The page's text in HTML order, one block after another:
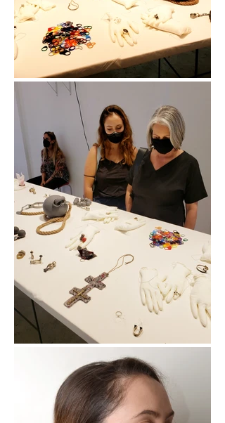
toque.
Imaginem o
frio!
Prata 950
oxidada e
doação